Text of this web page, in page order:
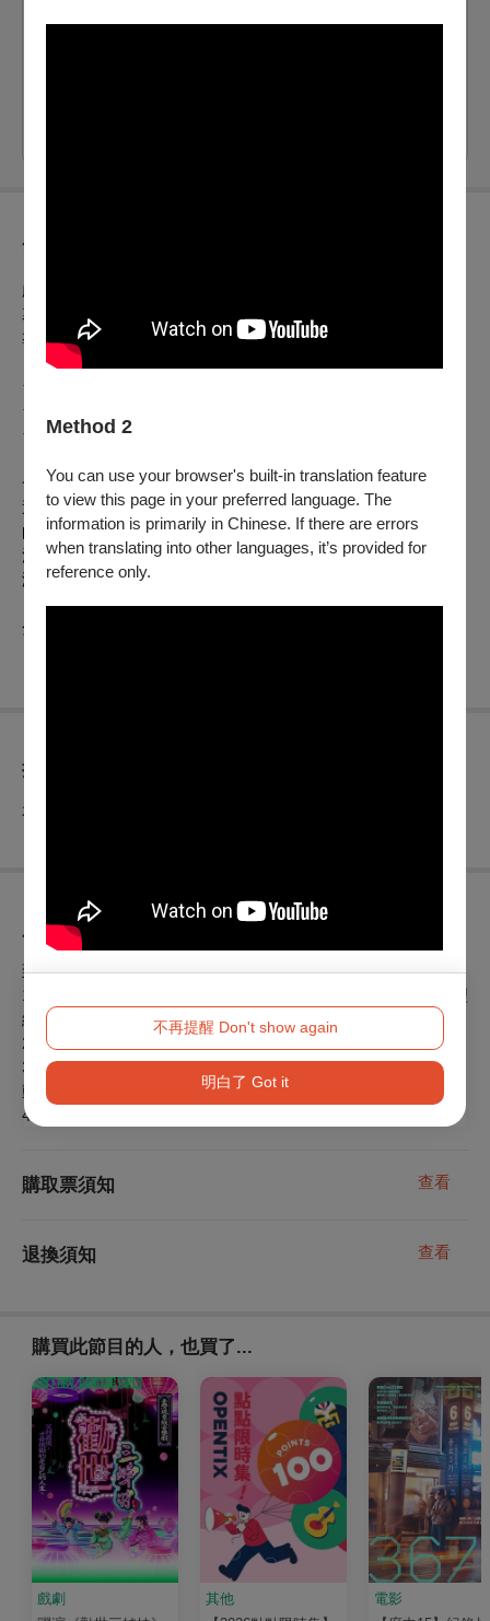
Method 2
You can use your browser's built-in translation feature
to view this page in your preferred language. The
information is primarily in Chinese. If there are errors
when translating into other languages, it’s provided for
reference only.
不再提醒 Don't show again
明白了 Got it
節目介紹
劇情片｜2025｜泰國｜Color｜HD｜130分鐘｜泰語｜中文字
幕
導演：林金偉
★2025坎城影展影評人週大獎
★2025芝加哥國際影展銀雨果獎
★2025蒙特婁新電影影展蒙特利爾自豪獎
一位死於空污的妻子，竟意外附身吸塵器重返人間！為了守護
這段跨越生死的戀情，她決心證明自己是能守護家庭的「有用
的鬼」，沒想到卻意外捲入國家級的神秘事件。由北影影帝萬
洛・隆甘迦與《淒厲人妻》人氣泰國女星黛薇卡·霍內(Mai)主
演。
分級：限制級
折扣方案
本場次無任何折扣優惠
展演須知
到場注意事項：
1.於Opentix售票網訂購，請事先領取票券，活動現場無法受理
網路訂票取票作業敬請見諒。
2.影片放映前10分鐘進場，影片開演後20分鐘後禁止入場。
3.嚴禁穿拖鞋、吸煙、攜帶寵物及佔位,觀賞電影時,請關閉行
動電話。
4.請遵守電影分級制度，依規定入場觀影。
購取票須知 查看
退換須知 查看
購買此節目的人，也買了...
戲劇
其他
電影